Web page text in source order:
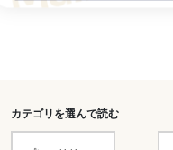
カテゴリを選んで読む